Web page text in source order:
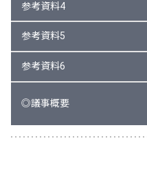
参考資料4
参考資料5
参考資料6
◎議事概要